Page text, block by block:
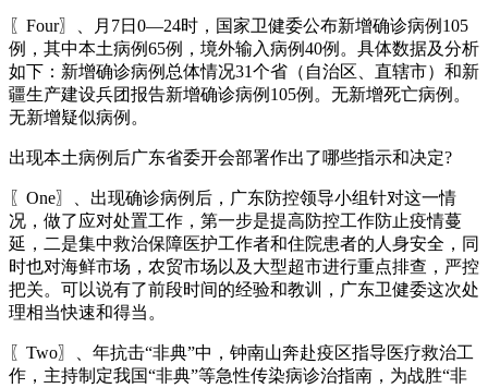
〖Four〗、月7日0—24时，国家卫健委公布新增确诊病例105
例，其中本土病例65例，境外输入病例40例。具体数据及分析
如下：新增确诊病例总体情况31个省（自治区、直辖市）和新
疆生产建设兵团报告新增确诊病例105例。无新增死亡病例。
无新增疑似病例。
出现本土病例后广东省委开会部署作出了哪些指示和决定?
〖One〗、出现确诊病例后，广东防控领导小组针对这一情
况，做了应对处置工作，第一步是提高防控工作防止疫情蔓
延，二是集中救治保障医护工作者和住院患者的人身安全，同
时也对海鲜市场，农贸市场以及大型超市进行重点排查，严控
把关。可以说有了前段时间的经验和教训，广东卫健委这次处
理相当快速和得当。
〖Two〗、年抗击“非典”中，钟南山奔赴疫区指导医疗救治工
作，主持制定我国“非典”等急性传染病诊治指南，为战胜“非